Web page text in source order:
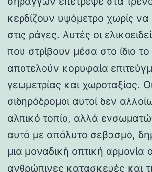
κερδίζουν υψόμετρο χωρίς να
στις ράγες. Αυτές οι
που στρίβουν μέσα στο ίδιο
αποτελούν κορυφαία
γεωμετρίας και χωροταξίας.
σιδηρόδρομοι αυτοί δεν
αλπικό τοπίο, αλλά
αυτό με απόλυτο σεβασμό,
μια μοναδική οπτική αρμονία
ανθρώπινες κατασκευές και